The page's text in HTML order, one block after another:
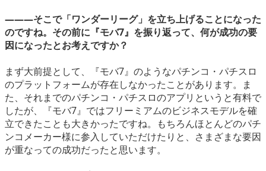
―――そこで「ワンダーリーグ」を立ち上げることになった
のですね。その前に『モバ7』を振り返って、何が成功の要
因になったとお考えですか？
まず大前提として、『モバ7』のようなパチンコ・パチスロ
のプラットフォームが存在しなかったことがあります。ま
た、それまでのパチンコ・パチスロのアプリというと有料で
したが、『モバ7』ではフリーミアムのビジネスモデルを確
立できたことも大きかったですね。もちろんほとんどのパチ
ンコメーカー様に参入していただけたりと、さまざまな要因
が重なっての成功だったと思います。